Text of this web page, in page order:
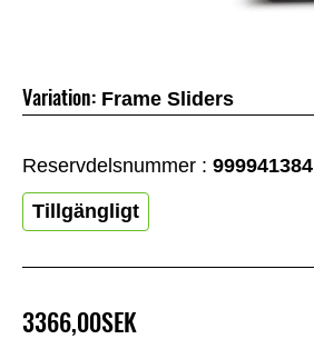
3366,00SEK
Variation: Frame Sliders
Reservdelsnummer : 999941384
Tillgängligt